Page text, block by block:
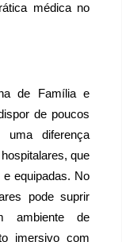
médica no
de Família e
de poucos
uma diferença
que
equipadas. No
pode suprir
ambiente de
imersivo com